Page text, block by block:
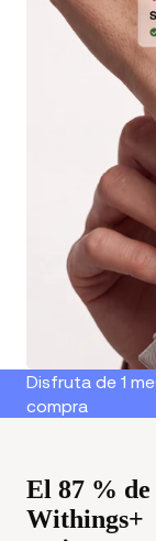
Disfruta de 1
compra
El 87 % de
Withings+